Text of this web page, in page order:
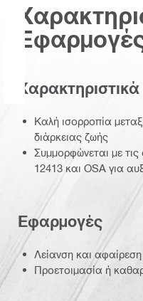
Χαρακτηριστικά
Καλή ισορροπία
διάρκειας ζωής
Συμμορφώνεται με
12413 και OSA για
Εφαρμογές
Λείανση και
Προετοιμασία ή